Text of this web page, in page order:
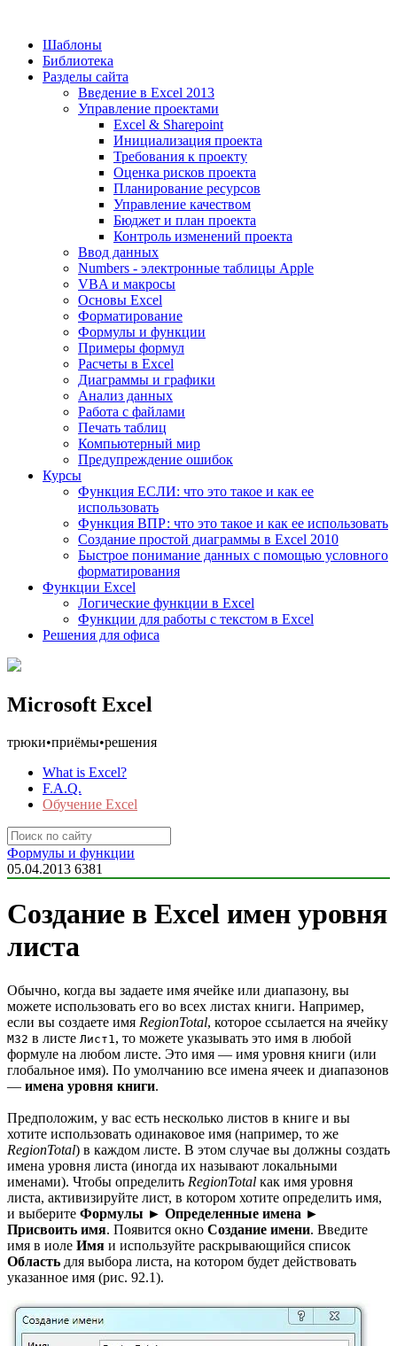
Шаблоны
Библиотека
Разделы сайта
Введение в Excel 2013
Управление проектами
Excel & Sharepoint
Инициализация проекта
Требования к проекту
Оценка рисков проекта
Планирование ресурсов
Управление качеством
Бюджет и план проекта
Контроль изменений проекта
Ввод данных
Numbers - электронные таблицы Apple
VBA и макросы
Основы Excel
Форматирование
Формулы и функции
Примеры формул
Расчеты в Excel
Диаграммы и графики
Анализ данных
Работа с файлами
Печать таблиц
Компьютерный мир
Предупреждение ошибок
Курсы
Функция ЕСЛИ: что это такое и как ее
использовать
Функция ВПР: что это такое и как ее использовать
Создание простой диаграммы в Excel 2010
Быстрое понимание данных с помощью условного
форматирования
Функции Excel
Логические функции в Excel
Функции для работы с текстом в Excel
Решения для офиса
Microsoft Excel
трюки•приёмы•решения
What is Excel?
F.A.Q.
Обучение Excel
Формулы и функции
05.04.2013 6381
Создание в Excel имен уровня
листа
Обычно, когда вы задаете имя ячейке или диапазону, вы
можете использовать его во всех листах книги. Например,
если вы создаете имя RegionTotal, которое ссылается на ячейку
М32 в листе Лист1 , то можете указывать это имя в любой
формуле на любом листе. Это имя — имя уровня книги (или
глобальное имя). По умолчанию все имена ячеек и диапазонов
— имена уровня книги.
Предположим, у вас есть несколько листов в книге и вы
хотите использовать одинаковое имя (например, то же
RegionTotal) в каждом листе. В этом случае вы должны создать
имена уровня листа (иногда их называют локальными
именами). Чтобы определить RegionTotal как имя уровня
листа, активизируйте лист, в котором хотите определить имя,
и выберите Формулы ► Определенные имена ►
Присвоить имя. Появится окно Создание имени. Введите
имя в иоле Имя и используйте раскрывающийся список
Область для выбора листа, на котором будет действовать
указанное имя (рис. 92.1).